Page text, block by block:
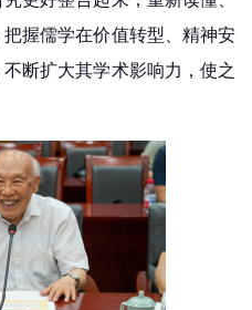
握儒学在价值转型、精神安
断扩大其学术影响力，使之